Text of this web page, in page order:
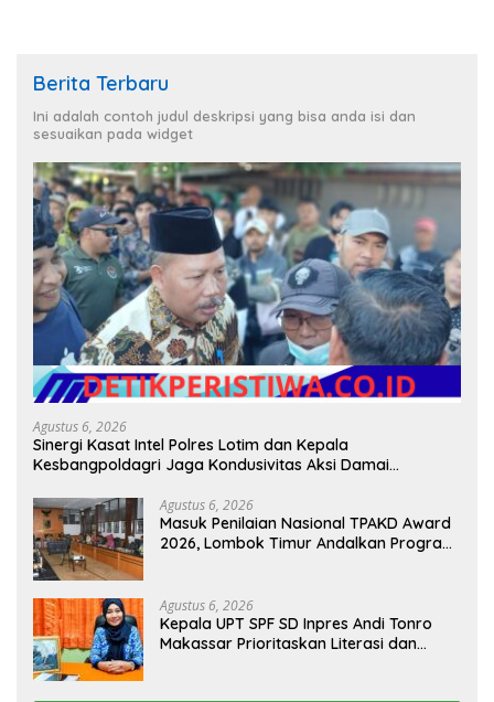
Berita Terbaru
Ini adalah contoh judul deskripsi yang bisa anda isi dan
sesuaikan pada widget
Agustus 6, 2026
Sinergi Kasat Intel Polres Lotim dan Kepala
Kesbangpoldagri Jaga Kondusivitas Aksi Damai
Agustus 6, 2026
Masuk Penilaian Nasional TPAKD Award
2026, Lombok Timur Andalkan Program
Agustus 6, 2026
Kepala UPT SPF SD Inpres Andi Tonro
Makassar Prioritaskan Literasi dan